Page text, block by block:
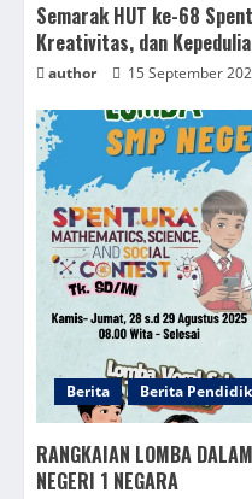
Semarak HUT ke-68
Kreativitas, dan
author 15 September
Berita Berita
RANGKAIAN LOMBA
NEGERI 1 NEGARA